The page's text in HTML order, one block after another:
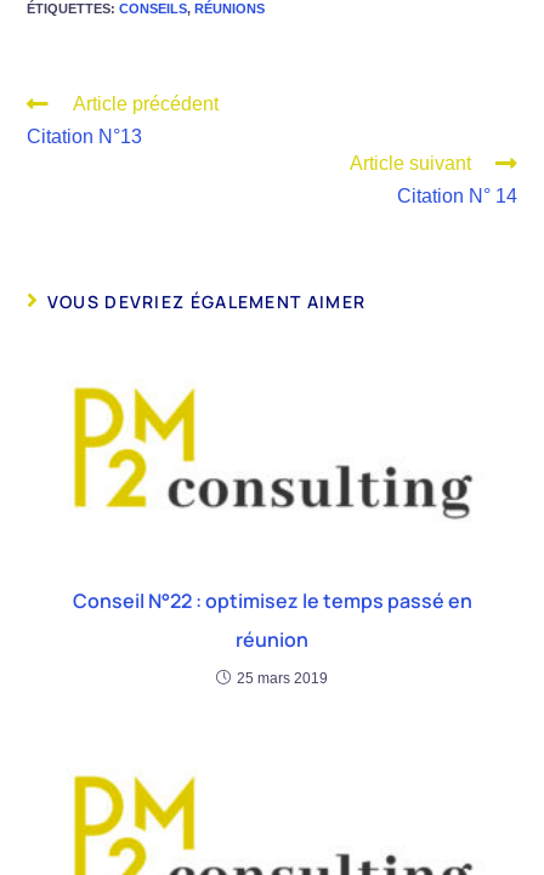
ÉTIQUETTES:CONSEILS, RÉUNIONS
Article précédent
Citation N°13
Article suivant
Citation N° 14
VOUS DEVRIEZ ÉGALEMENT AIMER
Conseil N°22 : optimisez le temps passé en
réunion
25 mars 2019